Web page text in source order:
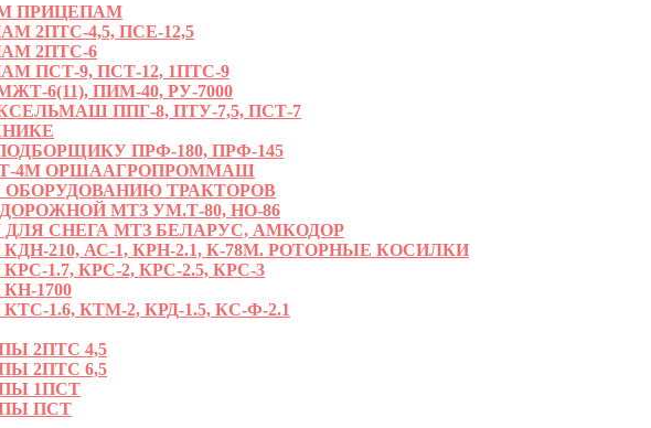
ПРИЦЕПАМ
2ПТС-4,5, ПСЕ-12,5
2ПТС-6
ПСТ-9, ПСТ-12, 1ПТС-9
6(11), ПИМ-40, РУ-7000
ППГ-8, ПТУ-7,5, ПСТ-7
ПРФ-180, ПРФ-145
4М ОРШААГРОПРОММАШ
ТРАКТОРОВ
МТЗ УМ.Т-80, НО-86
СНЕГА МТЗ БЕЛАРУС, АМКОДОР
210, АС-1, КРН-2.1, К-78М. РОТОРНЫЕ КОСИЛКИ
1.7, КРС-2, КРС-2.5, КРС-3
1700
1.6, КТМ-2, КРД-1.5, КС-Ф-2.1
2ПТС 4,5
2ПТС 6,5
1ПСТ
ПСТ